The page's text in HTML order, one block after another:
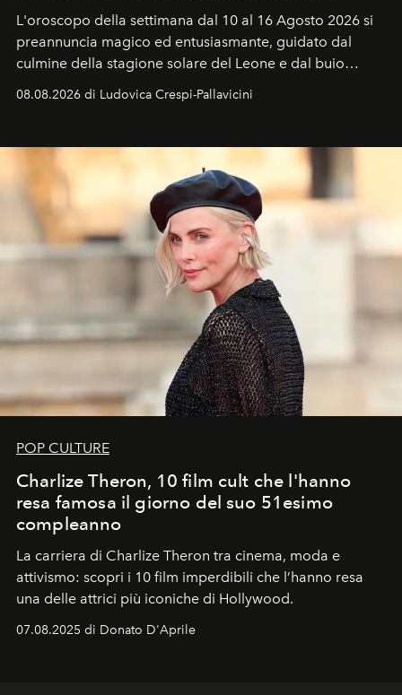
L'oroscopo della settimana dal 10 al 16 Agosto 2026 si
preannuncia magico ed entusiasmante, guidato dal
culmine della stagione solare del Leone e dal buio
favorevole della Luna nuova in Leone del 12 agosto,
ideale per la notte delle Perseidi.
08.08.2026 di Ludovica Crespi-Pallavicini
POP CULTURE
Charlize Theron, 10 film cult che l'hanno
resa famosa il giorno del suo 51esimo
compleanno
La carriera di Charlize Theron tra cinema, moda e
attivismo: scopri i 10 film imperdibili che l’hanno resa
una delle attrici più iconiche di Hollywood.
07.08.2025 di Donato D'Aprile